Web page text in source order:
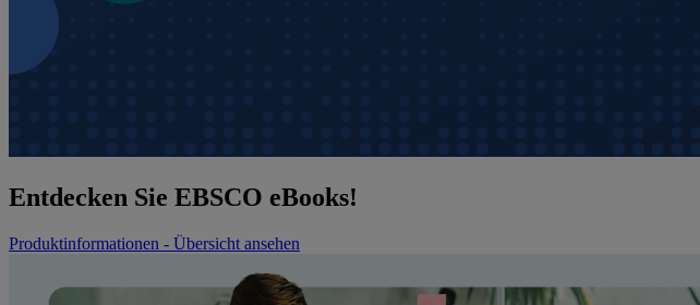
Entdecken Sie EBSCO eBooks!
Produktinformationen - Übersicht ansehen